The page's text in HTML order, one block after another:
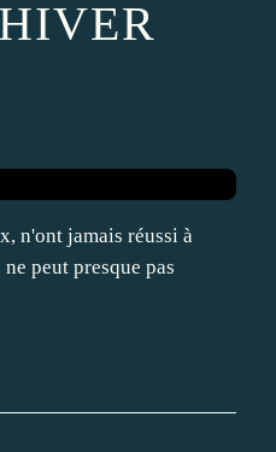
n'ont jamais réussi à
peut presque pas